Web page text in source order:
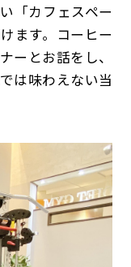
「カフェスペー
ます。コーヒー
ーとお話をし、
は味わえない当